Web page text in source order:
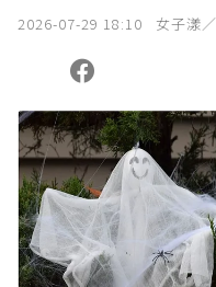
2026-07-29 18:10 女子漾